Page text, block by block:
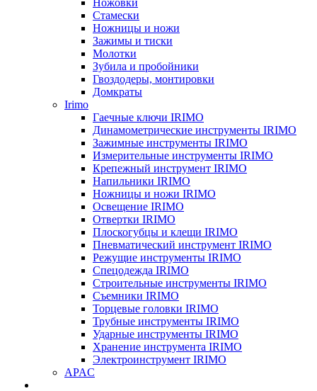
Ножовки
Стамески
Ножницы и ножи
Зажимы и тиски
Молотки
Зубила и пробойники
Гвоздодеры, монтировки
Домкраты
Irimo
Гаечные ключи IRIMO
Динамометрические инструменты IRIMO
Зажимные инструменты IRIMO
Измерительные инструменты IRIMO
Крепежный инструмент IRIMO
Напильники IRIMO
Ножницы и ножи IRIMO
Освещение IRIMO
Отвертки IRIMO
Плоскогубцы и клещи IRIMO
Пневматический инструмент IRIMO
Режущие инструменты IRIMO
Спецодежда IRIMO
Строительные инструменты IRIMO
Съемники IRIMO
Торцевые головки IRIMO
Трубные инструменты IRIMO
Ударные инструменты IRIMO
Хранение инструмента IRIMO
Электроинструмент IRIMO
APAC